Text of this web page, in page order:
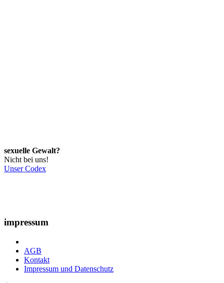
sexuelle Gewalt?
Nicht bei uns!
Unser Codex
impressum
AGB
Kontakt
Impressum und Datenschutz